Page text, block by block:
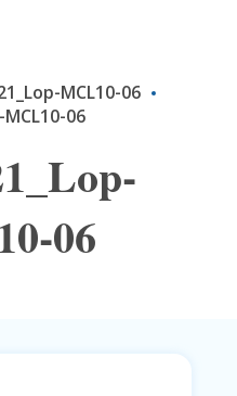
MCL10-06
06
06